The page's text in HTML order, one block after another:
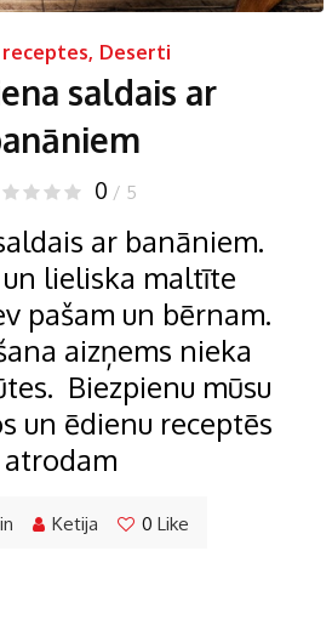
, Deserti
saldais ar
0 / 5
ar banāniem.
lieliska maltīte
pašam un bērnam.
aizņems nieka
Biezpienu mūsu
un ēdienu receptēs
atrodam
Ketija 0 Like